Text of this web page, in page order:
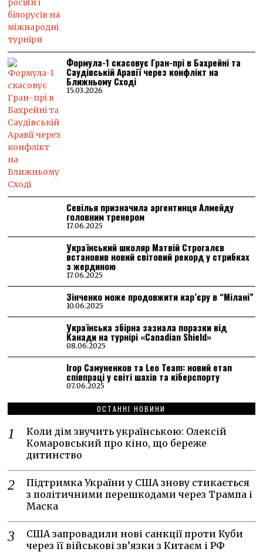
Формула-1 скасовує Гран-прі в Бахрейні та
Саудівській Аравії через конфлікт на
Ближньому Сході
15.03.2026
Севілья призначила аргентинця Алмейду
головним тренером
17.06.2025
Український школяр Матвій Строгалєв
встановив новий світовий рекорд у стрибках
з жердиною
17.06.2025
Зінченко може продовжити кар’єру в “Мілані”
10.06.2025
Українська збірна зазнала поразки від
Канади на турнірі «Canadian Shield»
08.06.2025
Ігор Самуненков та Leo Team: новий етап
співпраці у світі шахів та кіберспорту
07.06.2025
ОСТАННІ НОВИНИ
Коли дім звучить українською: Олексій
Комаровський про кіно, що береже
дитинство
Підтримка України у США знову стикається
з політичними перешкодами через Трампа і
Маска
США запровадили нові санкції проти Куби
через її військові зв’язки з Китаєм і РФ